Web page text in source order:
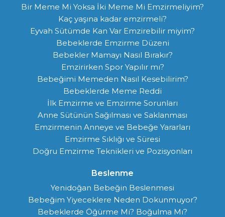
Bir Meme Mi Yoksa İki Meme Mi Emzirmeliyim?
Kaç yaşına kadar emzirmeli?
Eyvah Sütümde Kan Var Emzirebilir miyim?
Bebeklerde Emzirme Düzeni
Bebekler Mamayı Nasıl Bırakır?
Emzirirken Spor Yapılır mı?
Bebeğimi Memeden Nasıl Kesebilirim?
Bebeklerde Meme Reddi
İlk Emzirme ve Emzirme Sorunları
Anne Sütünün Sağılması ve Saklanması
Emzirmenin Anneye ve Bebeğe Yararları
Emzirme Sıklığı ve Süresi
Doğru Emzirme Teknikleri ve Pozisyonları
Beslenme
Yenidoğan Bebeğin Beslenmesi
Bebeğim Yiyeceklere Neden Dokunmuyor?
Bebeklerde Öğürme Mi? Boğulma Mı?